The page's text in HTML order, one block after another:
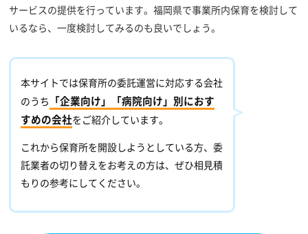
サービスの提供を行っています。福岡県で事業所内保育を検討して
いるなら、一度検討してみるのも良いでしょう。
本サイトでは保育所の委託運営に対応する会社
のうち 「企業向け」「病院向け」別におす
すめの会社をご紹介しています。
これから保育所を開設しようとしている方、委
託業者の切り替えをお考えの方は、ぜひ相見積
もりの参考にしてください。